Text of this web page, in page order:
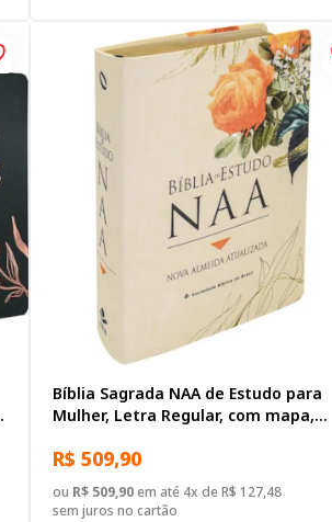
Bíblia Sagrada NAA de Estudo para
Mulher, Letra Regular, com mapa,
Branca
R$ 509,90
ou R$ 509,90em até 4x de R$ 127,48
sem juros no cartão